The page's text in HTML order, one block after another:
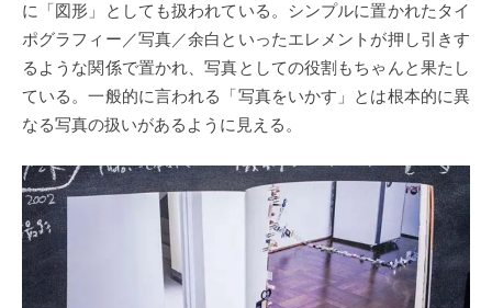
に「図形」としても扱われている。シンプルに置かれたタイ
ポグラフィー／写真／余白といったエレメントが押し引きす
るような関係で置かれ、写真としての役割もちゃんと果たし
ている。一般的に言われる「写真をいかす」とは根本的に異
なる写真の扱いがあるように見える。